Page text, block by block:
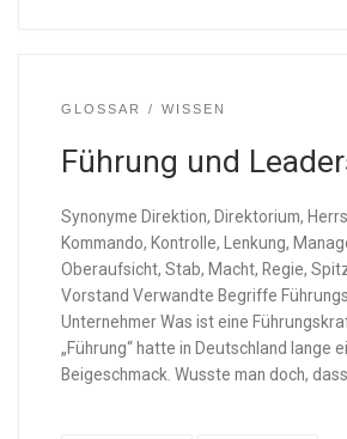
GLOSSAR WISSEN
Führung und
Synonyme Direktion, Direktorium,
Kommando, Kontrolle, Lenkung,
Oberaufsicht, Stab, Macht, Regie,
Vorstand Verwandte Begriffe
Unternehmer Was ist eine
„Führung“ hatte in Deutschland lange
Beigeschmack. Wusste man doch, dass